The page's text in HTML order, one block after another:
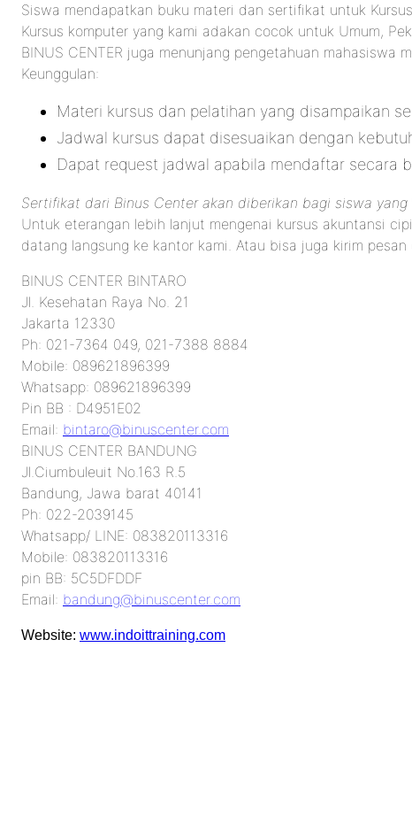
Siswa mendapatkan buku materi dan sertifikat untuk
Kursus komputer yang kami adakan cocok untuk Umum,
BINUS CENTER juga menunjang pengetahuan mahasiswa
Keunggulan:
Materi kursus dan pelatihan yang disampaikan
Jadwal kursus dapat disesuaikan dengan
Dapat request jadwal apabila mendaftar secara
Sertifikat dari Binus Center akan diberikan bagi siswa
Untuk eterangan lebih lanjut mengenai kursus akuntansi
datang langsung ke kantor kami. Atau bisa juga kirim pesan
BINUS CENTER BINTARO
Jl. Kesehatan Raya No. 21
Jakarta 12330
Ph: 021-7364 049, 021-7388 8884
Mobile: 089621896399
Whatsapp: 089621896399
Pin BB : D4951E02
Email: bintaro@binuscenter.com
BINUS CENTER BANDUNG
Jl.Ciumbuleuit No.163 R.5
Bandung, Jawa barat 40141
Ph: 022-2039145
Whatsapp/ LINE: 083820113316
Mobile: 083820113316
pin BB: 5C5DFDDF
Email: bandung@binuscenter.com
Website: www.indoittraining.com